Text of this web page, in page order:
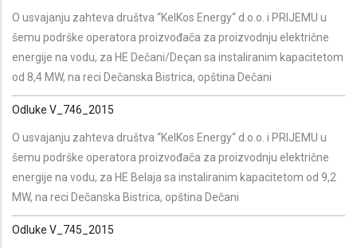
O usvajanju zahteva društva “KelKos Energy“ d.o.o. i PRIJEMU u
šemu podrške operatora proizvođača za proizvodnju električne
energije na vodu, za HE Dečani/Deçan sa instaliranim kapacitetom
od 8,4 MW, na reci Dečanska Bistrica, opština Dečani
Odluke V_746_2015
O usvajanju zahteva društva “KelKos Energy“ d.o.o. i PRIJEMU u
šemu podrške operatora proizvođača za proizvodnju električne
energije na vodu, za HE Belaja sa instaliranim kapacitetom od 9,2
MW, na reci Dečanska Bistrica, opština Dečani
Odluke V_745_2015